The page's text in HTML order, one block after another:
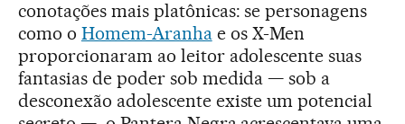
conotações mais platônicas: se personagens
como o Homem-Aranhae os X-Men
proporcionaram ao leitor adolescente suas
fantasias de poder sob medida — sob a
desconexão adolescente existe um potencial